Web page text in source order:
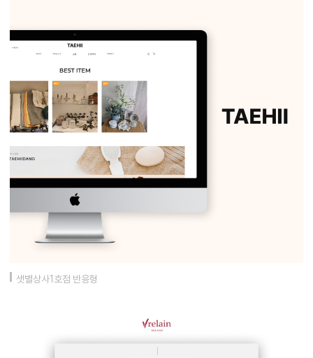
샛별상사1호점 반응형